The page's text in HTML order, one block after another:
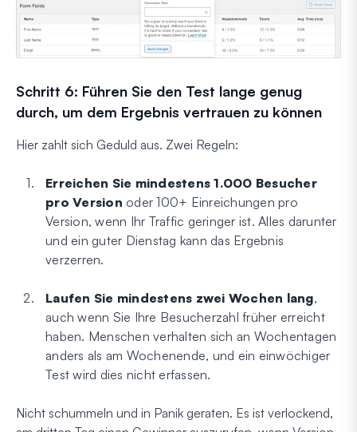
Schritt 6: Führen Sie den Test lange genug
durch, um dem Ergebnis vertrauen zu können
Hier zahlt sich Geduld aus. Zwei Regeln:
Erreichen Sie mindestens 1.000 Besucher
pro Version oder 100+ Einreichungen pro
Version, wenn Ihr Traffic geringer ist. Alles darunter
und ein guter Dienstag kann das Ergebnis
verzerren.
Laufen Sie mindestens zwei Wochen lang,
auch wenn Sie Ihre Besucherzahl früher erreicht
haben. Menschen verhalten sich an Wochentagen
anders als am Wochenende, und ein einwöchiger
Test wird dies nicht erfassen.
Nicht schummeln und in Panik geraten. Es ist verlockend,